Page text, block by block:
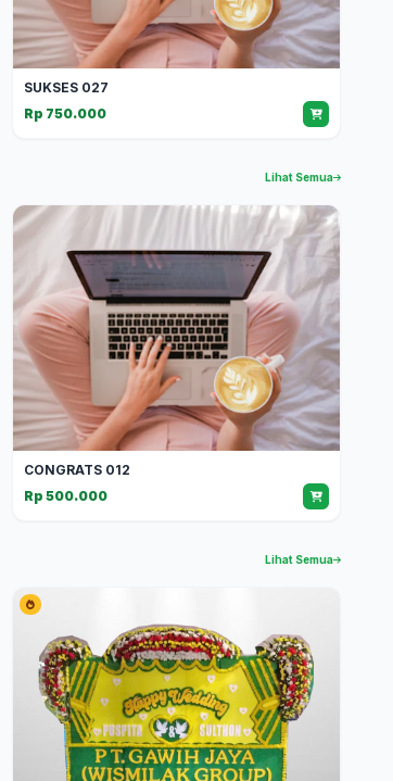
SUKSES 027
Rp 750.000
Lihat Semua
CONGRATS 012
Rp 500.000
Lihat Semua